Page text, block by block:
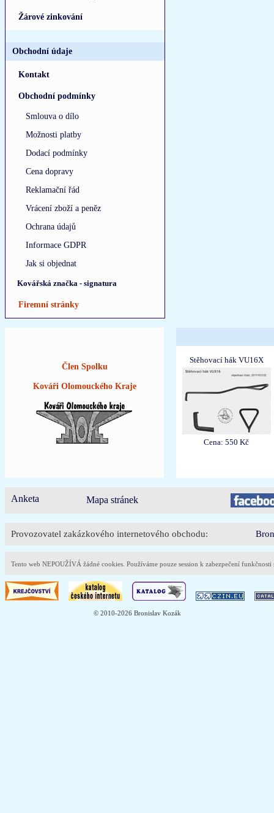
Žárové zinkování
Obchodní údaje
Kontakt
Obchodní podmínky
Smlouva o dílo
Možnosti platby
Dodací podmínky
Cena dopravy
Reklamační řád
Vrácení zboží a peněz
Ochrana údajů
Informace GDPR
Jak si objednat
Kovářská značka - signatura
Firemní stránky
Člen Spolku
Kováři Olomouckého Kraje
Stěhovací hák VU16X
Cena: 550 Kč
Anketa Mapa stránek
Provozovatel zakázkového internetového obchodu:
Tento web NEPOUŽÍVÁ žádné cookies. Používáme pouze session k zabezpečení
© 2010-2026 Bronislav Kozák